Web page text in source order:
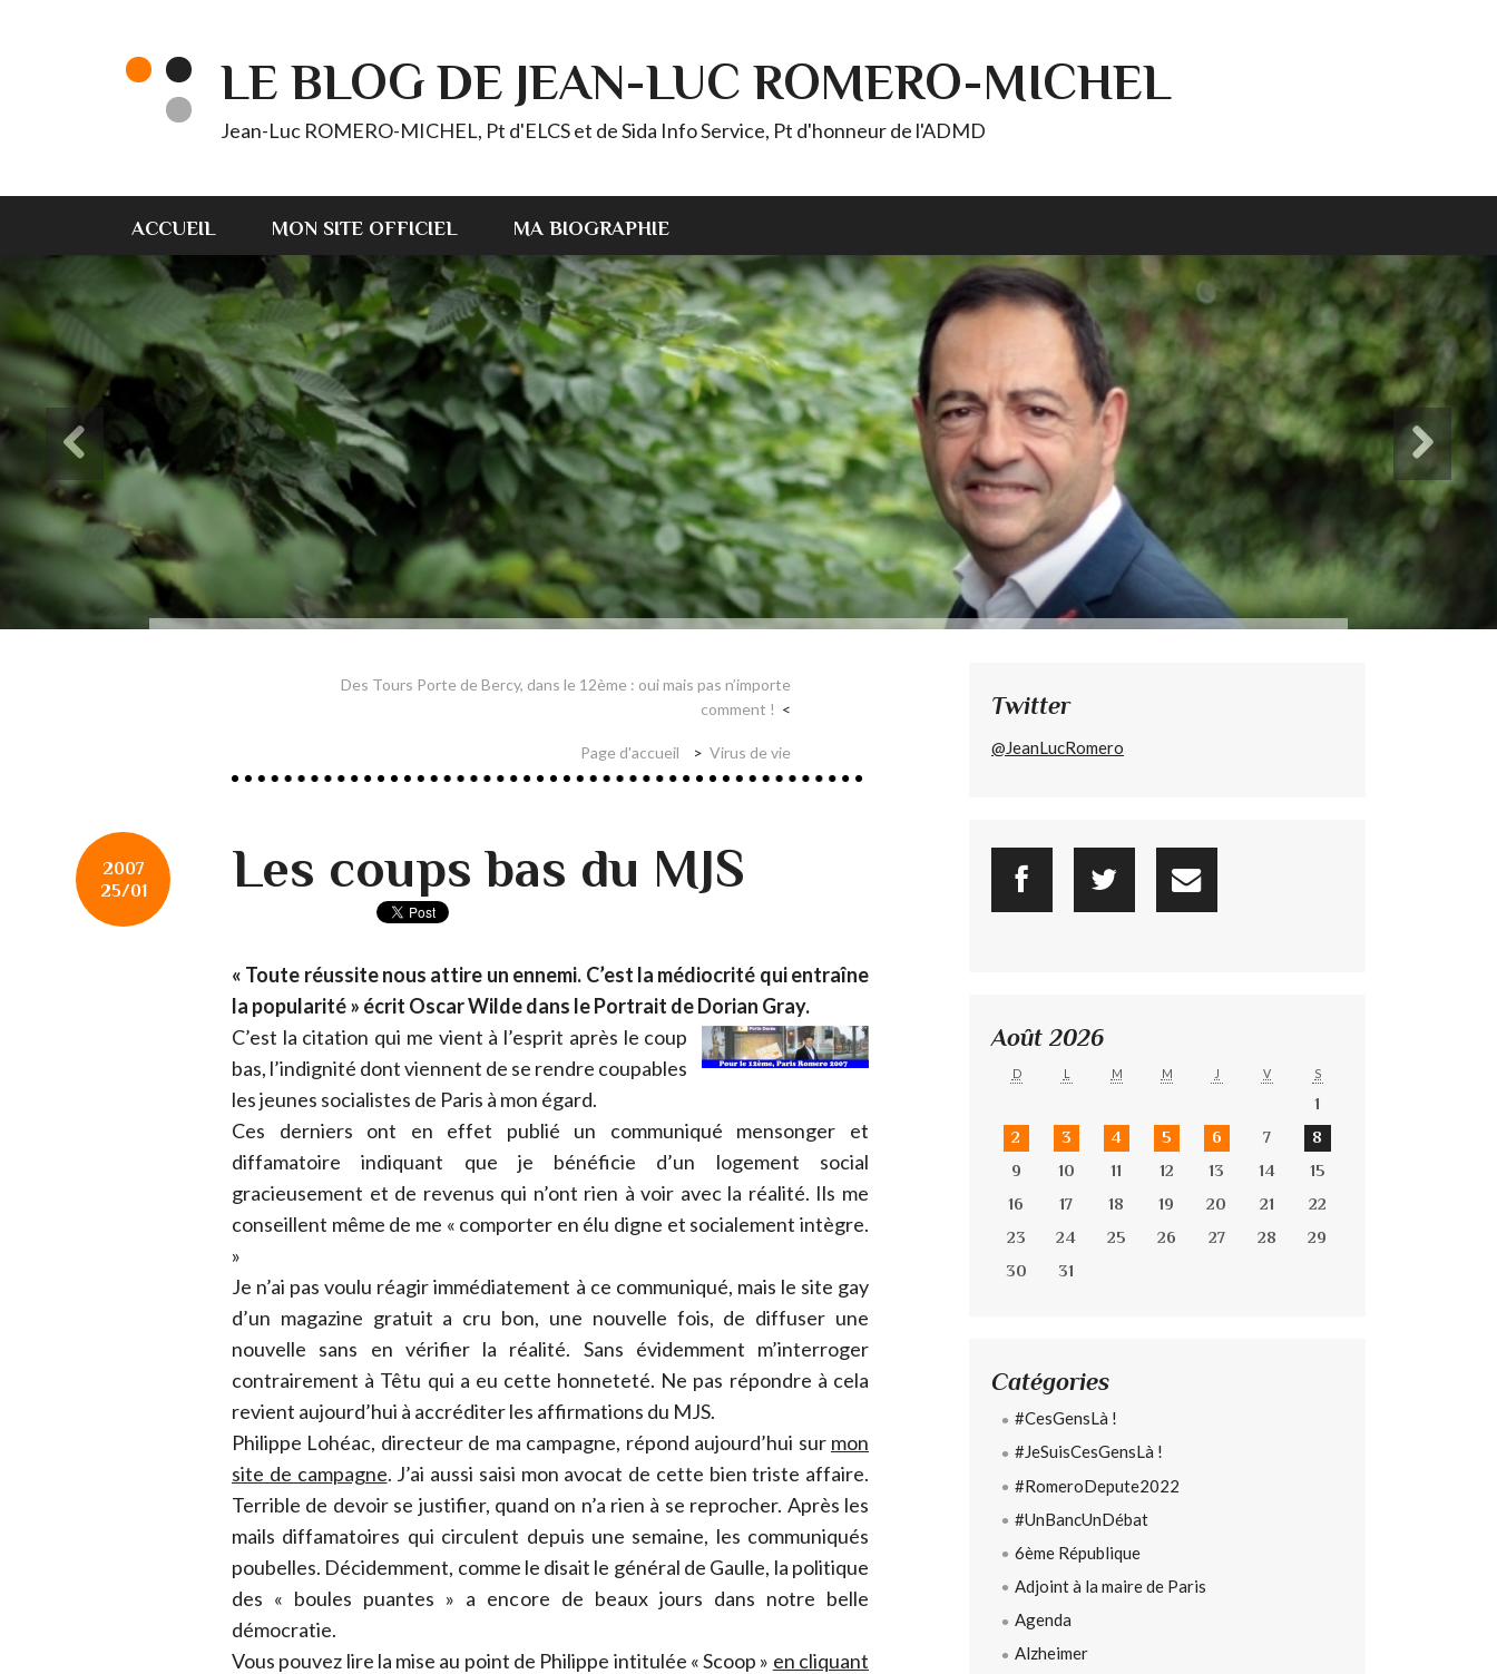
LE BLOG DE JEAN-LUC ROMERO-MICHEL
Jean-Luc ROMERO-MICHEL, Pt d'ELCS et de Sida Info Service, Pt d'honneur de l'ADMD
ACCUEIL MON SITE OFFICIEL MA BIOGRAPHIE
Des Tours Porte de Bercy, dans le 12ème : oui mais pas n’importe
comment !
Page d'accueil Virus de vie
2007
25/01
Les coups bas du MJS
« Toute réussite nous attire un ennemi. C’est la médiocrité qui entraîne
la popularité » écrit Oscar Wilde dans le Portrait de Dorian Gray.
C’est la citation qui me vient à l’esprit après le coup
bas, l’indignité dont viennent de se rendre coupables
les jeunes socialistes de Paris à mon égard.
Ces derniers ont en effet publié un communiqué mensonger et
diffamatoire indiquant que je bénéficie d’un logement social
gracieusement et de revenus qui n’ont rien à voir avec la réalité. Ils me
conseillent même de me « comporter en élu digne et socialement intègre.
»
Je n’ai pas voulu réagir immédiatement à ce communiqué, mais le site gay
d’un magazine gratuit a cru bon, une nouvelle fois, de diffuser une
nouvelle sans en vérifier la réalité. Sans évidemment m’interroger
contrairement à Têtu qui a eu cette honneteté. Ne pas répondre à cela
revient aujourd’hui à accréditer les affirmations du MJS.
Philippe Lohéac, directeur de ma campagne, répond aujourd’hui sur mon
site de campagne. J’ai aussi saisi mon avocat de cette bien triste affaire.
Terrible de devoir se justifier, quand on n’a rien à se reprocher. Après les
mails diffamatoires qui circulent depuis une semaine, les communiqués
poubelles. Décidemment, comme le disait le général de Gaulle, la politique
des « boules puantes » a encore de beaux jours dans notre belle
démocratie.
Vous pouvez lire la mise au point de Philippe intitulée « Scoop » en cliquant
Twitter
@JeanLucRomero
Août 2026
D L M M J V S
1
2
3 4 5 6 7
8
9
10 11 12 13 14
15
16
17 18 19 20 21
22
23
24 25 26 27 28
29
30
31
Catégories
#CesGensLà !
#JeSuisCesGensLà !
#RomeroDepute2022
#UnBancUnDébat
6ème République
Adjoint à la maire de Paris
Agenda
Alzheimer